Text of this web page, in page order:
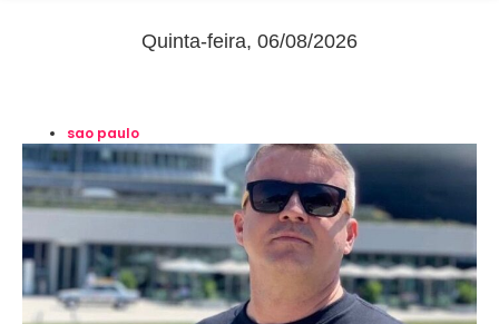
Quinta-feira, 06/08/2026
sao paulo